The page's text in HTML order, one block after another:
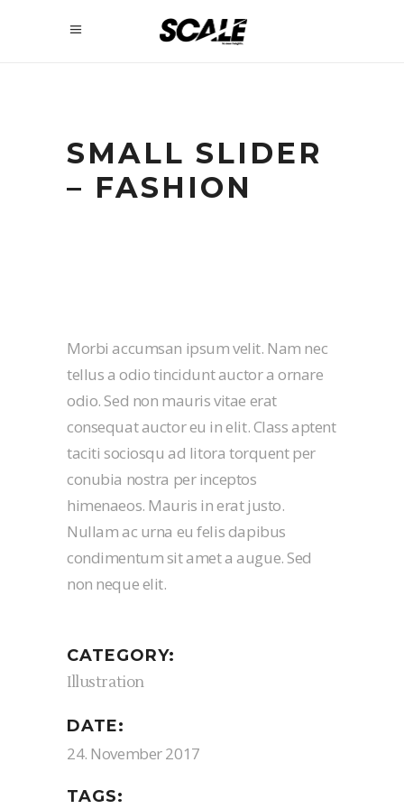
SMALL SLIDER
– FASHION
Morbi accumsan ipsum velit. Nam nec
tellus a odio tincidunt auctor a ornare
odio. Sed non mauris vitae erat
consequat auctor eu in elit. Class aptent
taciti sociosqu ad litora torquent per
conubia nostra per inceptos
himenaeos. Mauris in erat justo.
Nullam ac urna eu felis dapibus
condimentum sit amet a augue. Sed
non neque elit.
CATEGORY:
Illustration
DATE:
24. November 2017
TAGS: